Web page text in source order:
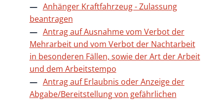
Anhänger Kraftfahrzeug - Zulassung
beantragen
Antrag auf Ausnahme vom Verbot der
Mehrarbeit und vom Verbot der Nachtarbeit
in besonderen Fällen, sowie der Art der Arbeit
und dem Arbeitstempo
Antrag auf Erlaubnis oder Anzeige der
Abgabe/Bereitstellung von gefährlichen